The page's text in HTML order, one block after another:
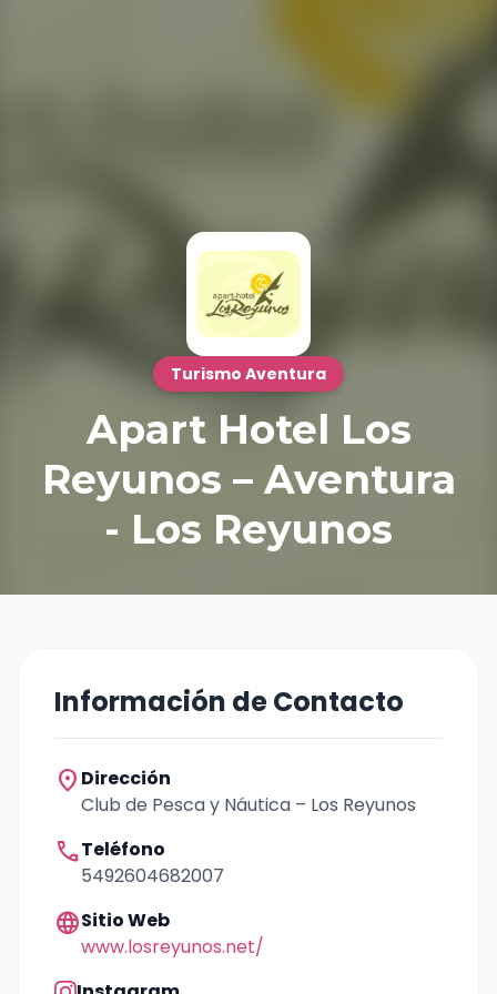
Turismo Aventura
Apart Hotel Los
Reyunos – Aventura
- Los Reyunos
Información de Contacto
location_on Dirección
Club de Pesca y Náutica – Los Reyunos
callTeléfono
5492604682007
languageSitio Web
www.losreyunos.net/